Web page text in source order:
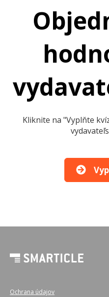
Kliknite na "Vyplňte
Ochrana údajov